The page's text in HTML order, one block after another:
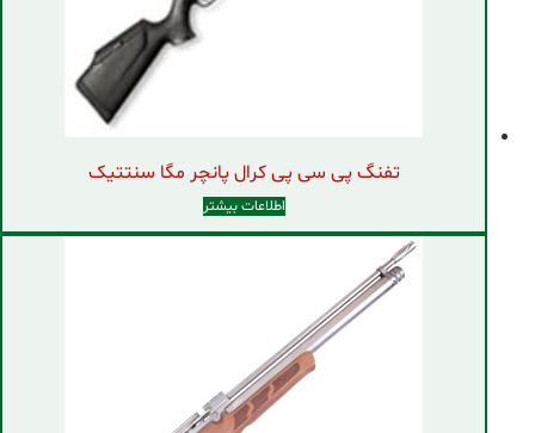
تفنگ پی سی پی کرال پانچر مگا سنتتیک
اطلاعات بیشتر